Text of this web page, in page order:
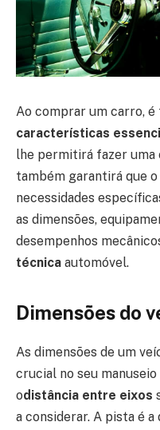
Ao comprar um carro,
características
lhe permitirá fazer uma
também garantirá que
necessidades
as dimensões,
desempenhos
técnica automóvel.
Dimensões do
As dimensões de um
crucial no seu
odistância entre eixos
a considerar. A pista é